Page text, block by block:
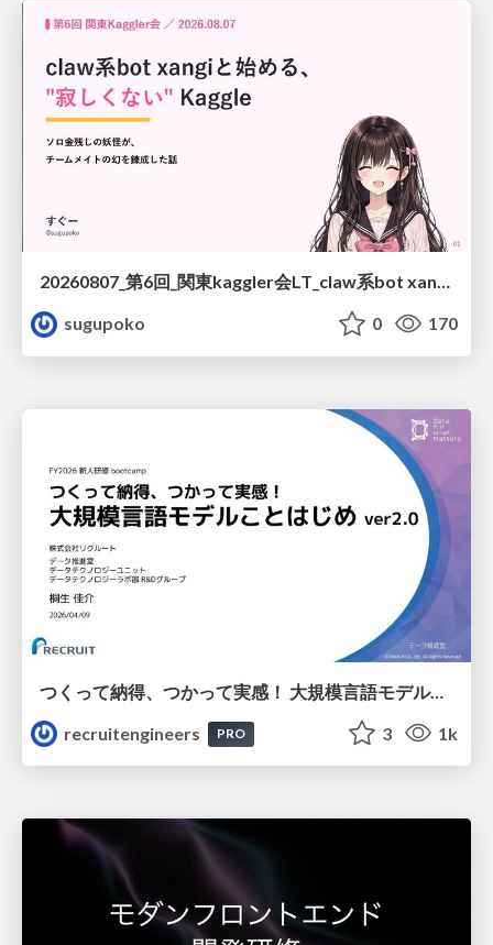
20260807_第6回_関東kaggler会LT_claw系bot xangiと始める、"寂しくない" kaggle
sugupoko
0 170
つくって納得、つかって実感！ 大規模言語モデルことはじめ ver2.0
recruitengineers
PRO 3 1k